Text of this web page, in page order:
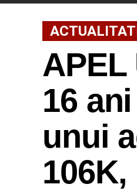
APEL
16
unui